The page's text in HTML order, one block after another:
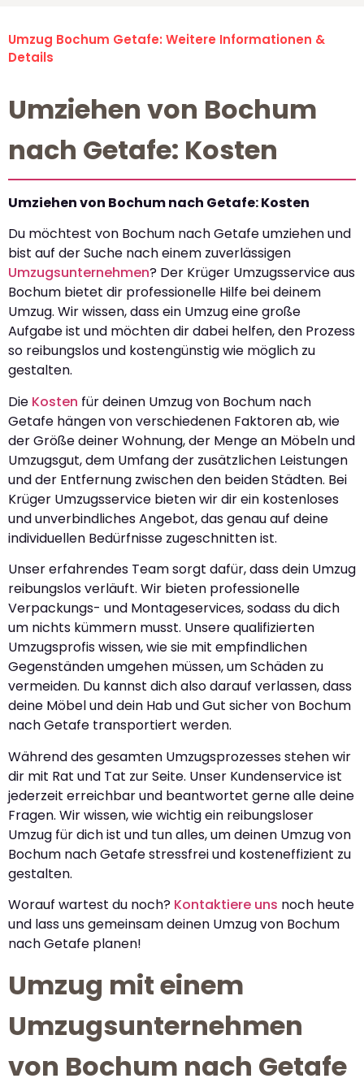
Umzug Bochum Getafe: Weitere Informationen &
Details
Umziehen von Bochum
nach Getafe: Kosten
Umziehen von Bochum nach Getafe: Kosten
Du möchtest von Bochum nach Getafe umziehen und
bist auf der Suche nach einem zuverlässigen
Umzugsunternehmen? Der Krüger Umzugsservice aus
Bochum bietet dir professionelle Hilfe bei deinem
Umzug. Wir wissen, dass ein Umzug eine große
Aufgabe ist und möchten dir dabei helfen, den Prozess
so reibungslos und kostengünstig wie möglich zu
gestalten.
Die Kosten für deinen Umzug von Bochum nach
Getafe hängen von verschiedenen Faktoren ab, wie
der Größe deiner Wohnung, der Menge an Möbeln und
Umzugsgut, dem Umfang der zusätzlichen Leistungen
und der Entfernung zwischen den beiden Städten. Bei
Krüger Umzugsservice bieten wir dir ein kostenloses
und unverbindliches Angebot, das genau auf deine
individuellen Bedürfnisse zugeschnitten ist.
Unser erfahrendes Team sorgt dafür, dass dein Umzug
reibungslos verläuft. Wir bieten professionelle
Verpackungs- und Montageservices, sodass du dich
um nichts kümmern musst. Unsere qualifizierten
Umzugsprofis wissen, wie sie mit empfindlichen
Gegenständen umgehen müssen, um Schäden zu
vermeiden. Du kannst dich also darauf verlassen, dass
deine Möbel und dein Hab und Gut sicher von Bochum
nach Getafe transportiert werden.
Während des gesamten Umzugsprozesses stehen wir
dir mit Rat und Tat zur Seite. Unser Kundenservice ist
jederzeit erreichbar und beantwortet gerne alle deine
Fragen. Wir wissen, wie wichtig ein reibungsloser
Umzug für dich ist und tun alles, um deinen Umzug von
Bochum nach Getafe stressfrei und kosteneffizient zu
gestalten.
Worauf wartest du noch? Kontaktiere uns noch heute
und lass uns gemeinsam deinen Umzug von Bochum
nach Getafe planen!
Umzug mit einem
Umzugsunternehmen
von Bochum nach Getafe